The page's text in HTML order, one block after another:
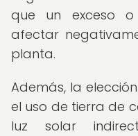
que un exceso
afectar
planta.
Además, la
el uso de tierra de
luz solar